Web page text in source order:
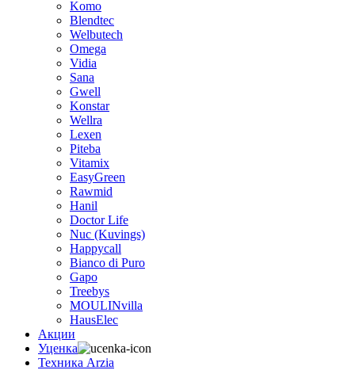
Komo
Blendtec
Welbutech
Omega
Vidia
Sana
Gwell
Konstar
Wellra
Lexen
Piteba
Vitamix
EasyGreen
Rawmid
Hanil
Doctor Life
Nuc (Kuvings)
Happycall
Bianco di Puro
Gapo
Treebys
MOULINvilla
HausElec
Акции
Уценка
Техника Arzia